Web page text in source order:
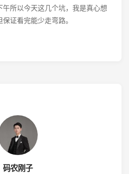
所以今天这几个坑，我是真心想
证看完能少走弯路。
码农刚子